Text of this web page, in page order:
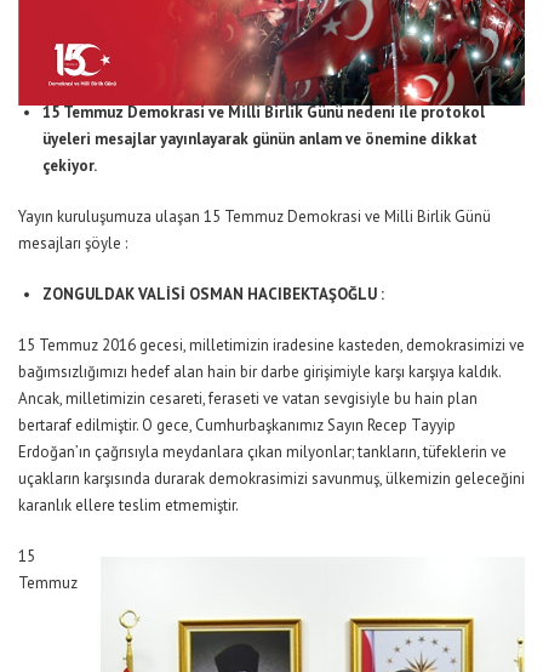
15 Temmuz Demokrasi ve Milli Birlik Günü nedeni ile protokol
üyeleri mesajlar yayınlayarak günün anlam ve önemine dikkat
çekiyor.
Yayın kuruluşumuza ulaşan 15 Temmuz Demokrasi ve Milli Birlik Günü
mesajları şöyle :
ZONGULDAK VALİSİ OSMAN HACIBEKTAŞOĞLU :
15 Temmuz 2016 gecesi, milletimizin iradesine kasteden, demokrasimizi ve
bağımsızlığımızı hedef alan hain bir darbe girişimiyle karşı karşıya kaldık.
Ancak, milletimizin cesareti, feraseti ve vatan sevgisiyle bu hain plan
bertaraf edilmiştir. O gece, Cumhurbaşkanımız Sayın Recep Tayyip
Erdoğan’ın çağrısıyla meydanlara çıkan milyonlar; tankların, tüfeklerin ve
uçakların karşısında durarak demokrasimizi savunmuş, ülkemizin geleceğini
karanlık ellere teslim etmemiştir.
15
Temmuz